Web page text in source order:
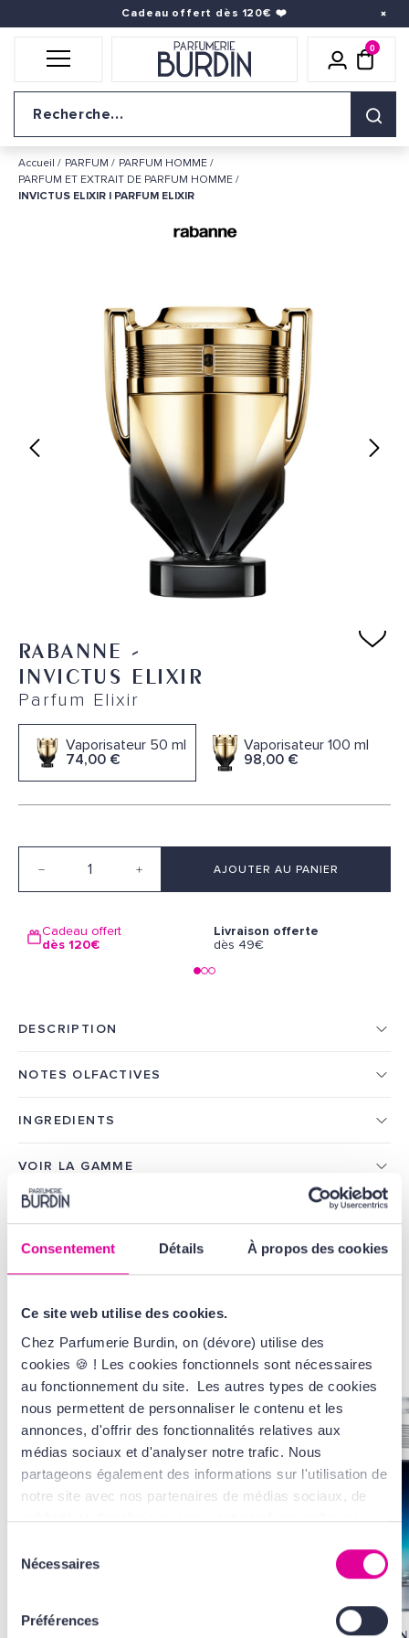
Consentement Détails À propos des cookies
Ce site web utilise des cookies.
Chez Parfumerie Burdin, on (dévore) utilise des
cookies 🍪 ! Les cookies fonctionnels sont nécessaires
au fonctionnement du site. Les autres types de cookies
nous permettent de personnaliser le contenu et les
annonces, d'offrir des fonctionnalités relatives aux
médias sociaux et d'analyser notre trafic. Nous
partageons également des informations sur l'utilisation de
notre site avec nos partenaires de médias sociaux, de
publicité et d'analyse, qui peuvent combiner celles-ci
ou qu'ils ont collectées lors de votre utilisation de leurs
services. Tout ça, pour vous offrir une expérience au top
l'ensemble des cookies de notre site ainsi que ceux de
Nécessaires
Préférences
Accueil PARFUM
PARFUM HOMME
PARFUM ET EXTRAIT DE PARFUM HOMME
INVICTUS ELIXIR | PARFUM ELIXIR
RABANNE -
INVICTUS ELIXIR
Parfum Elixir
Vaporisateur 50 ml
74,00 €
Vaporisateur 100 ml
98,00 €
Quantité AJOUTER AU PANIER
Cadeau offert
dès 120€
Livraison offerte
dès 49€
DESCRIPTION
NOTES OLFACTIVES
INGREDIENTS
VOIR LA GAMME
AVIS
VOUS AIMEREZAUSSI...
Cadeau offert dès 120€ ❤️
Icône
0